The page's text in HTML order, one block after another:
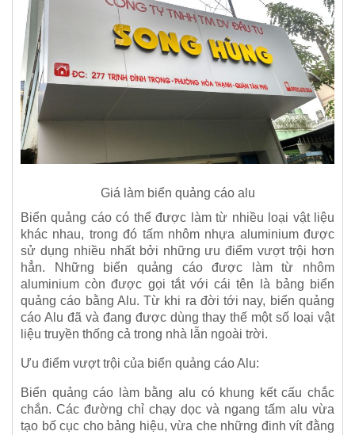
Giá làm biển quảng cáo alu
Biển quảng cáo có thể được làm từ nhiều loại vật liệu
khác nhau, trong đó tấm nhôm nhựa aluminium được
sử dụng nhiều nhất bởi những ưu điểm vượt trội hơn
hẳn. Những biển quảng cáo được làm từ nhôm
aluminium còn được gọi tắt với cái tên là bảng biển
quảng cáo bằng Alu. Từ khi ra đời tới nay, biển quảng
cáo Alu đã và đang được dùng thay thế một số loại vật
liệu truyền thống cả trong nhà lẫn ngoài trời.
Ưu điểm vượt trội của biển quảng cáo Alu:
Biển quảng cáo làm bằng alu có khung kết cấu chắc
chắn. Các đường chỉ chạy dọc và ngang tấm alu vừa
tạo bố cục cho bảng hiệu, vừa che những đinh vít đằng